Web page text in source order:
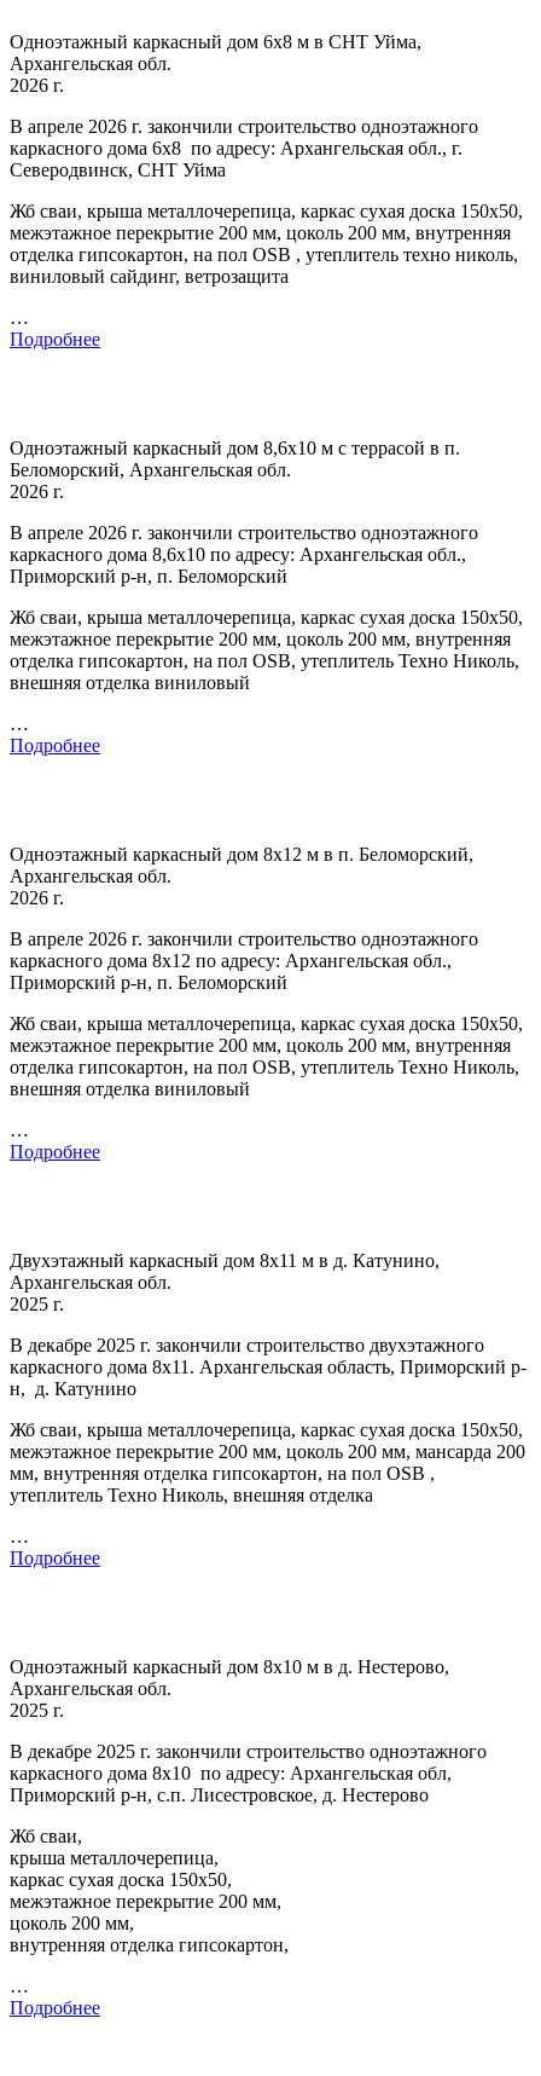
Одноэтажный каркасный дом 6х8 м в СНТ Уйма,
Архангельская обл.
2026 г.
В апреле 2026 г. закончили строительство одноэтажного
каркасного дома 6х8 по адресу: Архангельская обл., г.
Северодвинск, СНТ Уйма
Жб сваи, крыша металлочерепица, каркас сухая доска 150х50,
межэтажное перекрытие 200 мм, цоколь 200 мм, внутренняя
отделка гипсокартон, на пол OSB , утеплитель техно николь,
виниловый сайдинг, ветрозащита
…
Подробнее
Одноэтажный каркасный дом 8,6х10 м с террасой в п.
Беломорский, Архангельская обл.
2026 г.
В апреле 2026 г. закончили строительство одноэтажного
каркасного дома 8,6х10 по адресу: Архангельская обл.,
Приморский р-н, п. Беломорский
Жб сваи, крыша металлочерепица, каркас сухая доска 150х50,
межэтажное перекрытие 200 мм, цоколь 200 мм, внутренняя
отделка гипсокартон, на пол OSB, утеплитель Техно Николь,
внешняя отделка виниловый
…
Подробнее
Одноэтажный каркасный дом 8х12 м в п. Беломорский,
Архангельская обл.
2026 г.
В апреле 2026 г. закончили строительство одноэтажного
каркасного дома 8х12 по адресу: Архангельская обл.,
Приморский р-н, п. Беломорский
Жб сваи, крыша металлочерепица, каркас сухая доска 150х50,
межэтажное перекрытие 200 мм, цоколь 200 мм, внутренняя
отделка гипсокартон, на пол OSB, утеплитель Техно Николь,
внешняя отделка виниловый
…
Подробнее
Двухэтажный каркасный дом 8х11 м в д. Катунино,
Архангельская обл.
2025 г.
В декабре 2025 г. закончили строительство двухэтажного
каркасного дома 8х11. Архангельская область, Приморский р-
н, д. Катунино
Жб сваи, крыша металлочерепица, каркас сухая доска 150х50,
межэтажное перекрытие 200 мм, цоколь 200 мм, мансарда 200
мм, внутренняя отделка гипсокартон, на пол OSB ,
утеплитель Техно Николь, внешняя отделка
…
Подробнее
Одноэтажный каркасный дом 8х10 м в д. Нестерово,
Архангельская обл.
2025 г.
В декабре 2025 г. закончили строительство одноэтажного
каркасного дома 8х10 по адресу: Архангельская обл,
Приморский р-н, с.п. Лисестровское, д. Нестерово
Жб сваи,
крыша металлочерепица,
каркас сухая доска 150х50,
межэтажное перекрытие 200 мм,
цоколь 200 мм,
внутренняя отделка гипсокартон,
…
Подробнее